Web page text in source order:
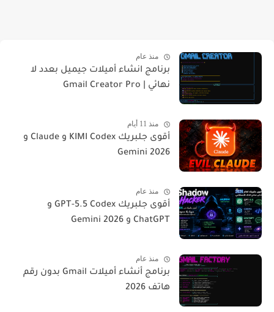
منذ عام
برنامج انشاء أميلات جيميل بعدد لا
نهائي | Gmail Creator Pro
منذ 11 أيام
أقوى جلبريك KIMI Codex و Claude و
Gemini 2026
منذ عام
أقوى جلبريك GPT-5.5 Codex و
ChatGPT و Gemini 2026
منذ عام
برنامج أنشاء أميلات Gmail بدون رقم
هاتف 2026